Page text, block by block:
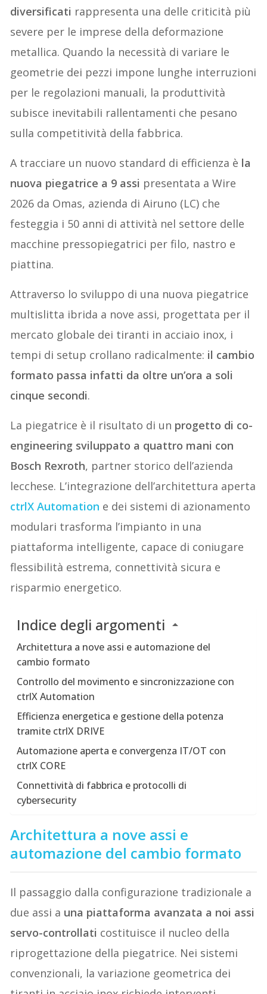
diversificati rappresenta una delle criticità più
severe per le imprese della deformazione
metallica. Quando la necessità di variare le
geometrie dei pezzi impone lunghe interruzioni
per le regolazioni manuali, la produttività
subisce inevitabili rallentamenti che pesano
sulla competitività della fabbrica.
A tracciare un nuovo standard di efficienza è la
nuova piegatrice a 9 assi presentata a Wire
2026 da Omas, azienda di Airuno (LC) che
festeggia i 50 anni di attività nel settore delle
macchine pressopiegatrici per filo, nastro e
piattina.
Attraverso lo sviluppo di una nuova piegatrice
multislitta ibrida a nove assi, progettata per il
mercato globale dei tiranti in acciaio inox, i
tempi di setup crollano radicalmente: il cambio
formato passa infatti da oltre un’ora a soli
cinque secondi.
La piegatrice è il risultato di un progetto di co-
engineering sviluppato a quattro mani con
Bosch Rexroth, partner storico dell’azienda
lecchese. L’integrazione dell’architettura aperta
ctrlX Automation e dei sistemi di azionamento
modulari trasforma l’impianto in una
piattaforma intelligente, capace di coniugare
flessibilità estrema, connettività sicura e
risparmio energetico.
Indice degli argomenti
Architettura a nove assi e automazione del
cambio formato
Controllo del movimento e sincronizzazione con
ctrlX Automation
Efficienza energetica e gestione della potenza
tramite ctrlX DRIVE
Automazione aperta e convergenza IT/OT con
ctrlX CORE
Connettività di fabbrica e protocolli di
cybersecurity
Architettura a nove assi e
automazione del cambio formato
Il passaggio dalla configurazione tradizionale a
due assi a una piattaforma avanzata a noi assi
servo-controllati costituisce il nucleo della
riprogettazione della piegatrice. Nei sistemi
convenzionali, la variazione geometrica dei